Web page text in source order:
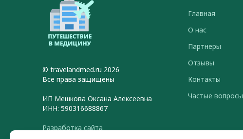
© travelandmed.ru 2026
Все права защищены
ИП Мешкова Оксана Алексеевна
ИНН: 590316688867
Разработка сайта
Главная
О нас
Партнеры
Отзывы
Контакты
Частые вопросы